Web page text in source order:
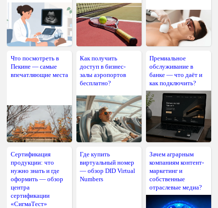
Что посмотреть в
Пекине — самые
впечатляющие места
Как получить
доступ в бизнес-
залы аэропортов
бесплатно?
Премиальное
обслуживание в
банке — что даёт и
как подключить?
Сертификация
продукции: что
нужно знать и где
оформить — обзор
центра
сертификации
«СигмаТест»
Где купить
виртуальный номер
— обзор DID Virtual
Numbers
Зачем аграрным
компаниям контент-
маркетинг и
собственные
отраслевые медиа?